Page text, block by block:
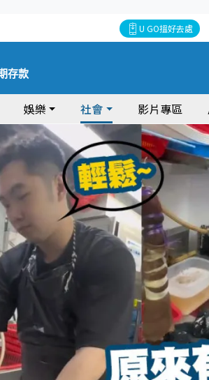
U GO搵好去處
存款
娛樂 社會 影片專區